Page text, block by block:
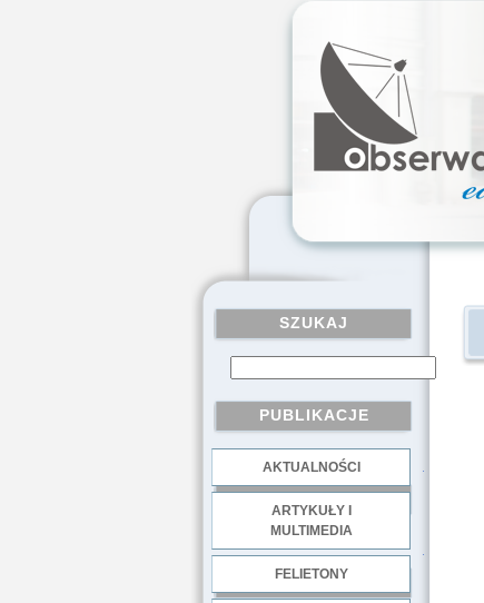
SZUKAJ
PUBLIKACJE
AKTUALNOŚCI
ARTYKUŁY I
MULTIMEDIA
FELIETONY